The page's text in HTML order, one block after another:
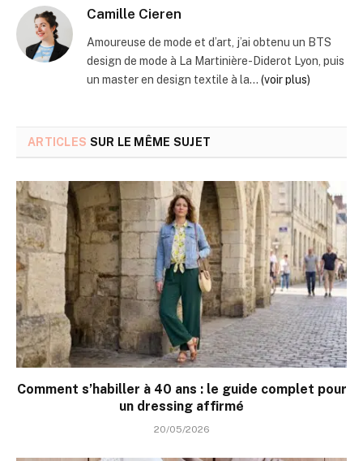
Camille Cieren
Amoureuse de mode et d’art, j’ai obtenu un BTS
design de mode à La Martinière-Diderot Lyon, puis
un master en design textile à la... (voir plus)
ARTICLES SUR LE MÊME SUJET
Comment s’habiller à 40 ans : le guide complet pour
un dressing affirmé
20/05/2026